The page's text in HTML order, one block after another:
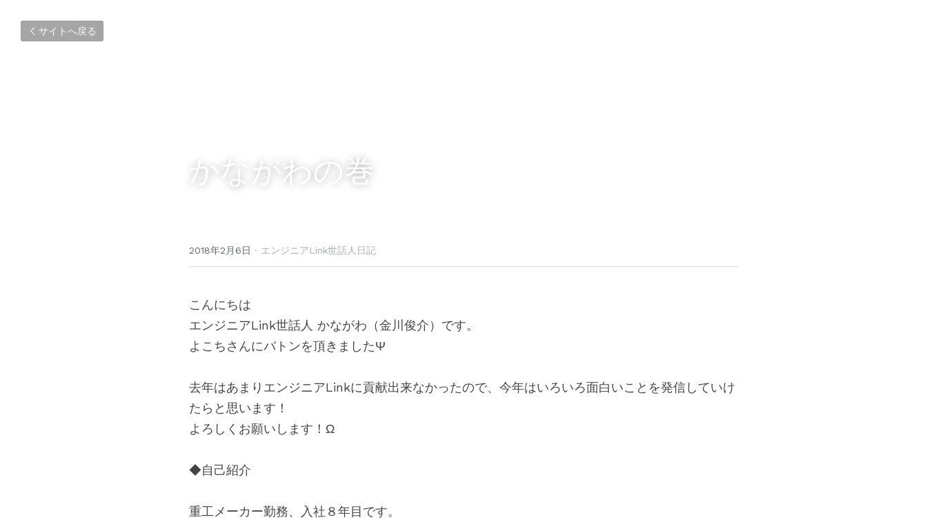
サイトへ戻る
かながわの巻
2018年2月6日 · エンジニアLink世話人日記
こんにちは
エンジニアLink世話人 かながわ（金川俊介）です。
よこちさんにバトンを頂きましたΨ
去年はあまりエンジニアLinkに貢献出来なかったので、今年はいろいろ面白いことを発信していけ
たらと思います！
よろしくお願いします！Ω
◆自己紹介
重工メーカー勤務、入社８年目です。